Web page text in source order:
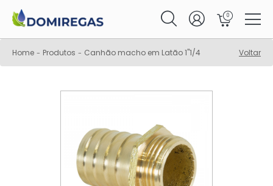
0
Home - Produtos - Canhão macho em Latão 1"1/4 Voltar